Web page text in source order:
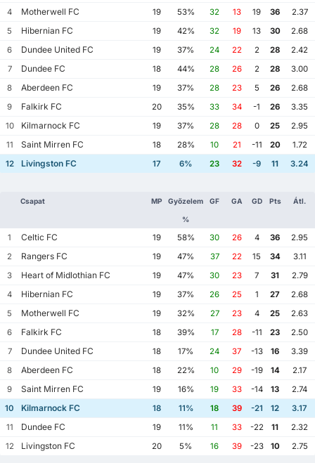
4
Motherwell FC 19 53% 32 13 19 36
2.37
5
Hibernian FC 19 42% 32 19 13 30
2.68
6
Dundee United FC 19 37% 24 22 2 28
2.42
7
Dundee FC 18 44% 28 26 2 28
3.00
8
Aberdeen FC 19 37% 28 23 5 26
2.68
9
Falkirk FC 20 35% 33 34 -1 26
3.35
10
Kilmarnock FC 19 37% 28 28 0 25
2.95
11
Saint Mirren FC 18 28% 10 21 -11 20
1.72
12
Livingston FC 17 6% 23 32 -9 11 3.24
Csapat MP Győzelem
%
GF GA GD Pts Átl.
1 Celtic FC 19 58% 30 26 4 36
2.95
2
Rangers FC 19 47% 37 22 15 34
3.11
3
Heart of Midlothian FC 19 47% 30 23 7 31
2.79
4
Hibernian FC 19 37% 26 25 1 27
2.68
5
Motherwell FC 19 32% 27 23 4 25
2.63
6
Falkirk FC 18 39% 17 28 -11 23
2.50
7
Dundee United FC 18 17% 24 37 -13 16
3.39
8
Aberdeen FC 18 22% 10 29 -19 14
2.17
9
Saint Mirren FC 19 16% 19 33 -14 13
2.74
10
Kilmarnock FC 18 11% 18 39 -21 12
3.17
11
Dundee FC 19 11% 11 33 -22 11
2.32
12
Livingston FC 20 5% 16 39 -23 10 2.75